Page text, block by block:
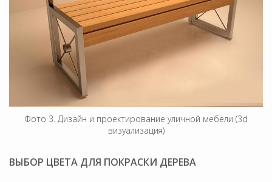
Фото 3. Дизайн и проектирование уличной мебели (3d
визуализация)
ВЫБОР ЦВЕТА ДЛЯ ПОКРАСКИ ДЕРЕВА